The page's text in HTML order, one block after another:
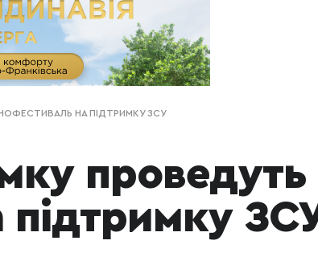
НА ПІДТРИМКУ ЗСУ
проведуть
підтримку